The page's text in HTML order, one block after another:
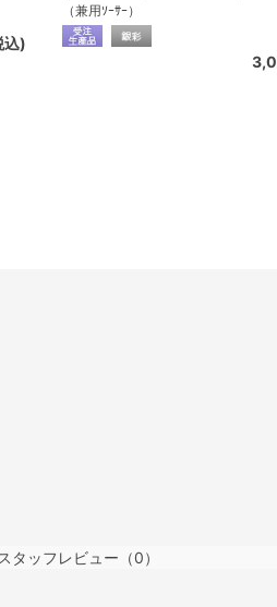
)
（兼用ｿｰｻｰ）
スタッフレビュー （0）